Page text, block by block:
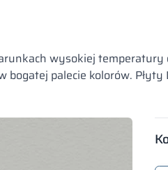
wysokiej
palecie kolorów.